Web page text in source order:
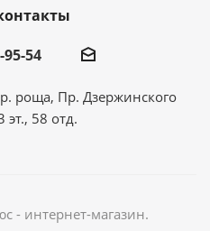
95-54
роща, Пр. Дзержинского
эт., 58 отд.
- интернет-магазин.